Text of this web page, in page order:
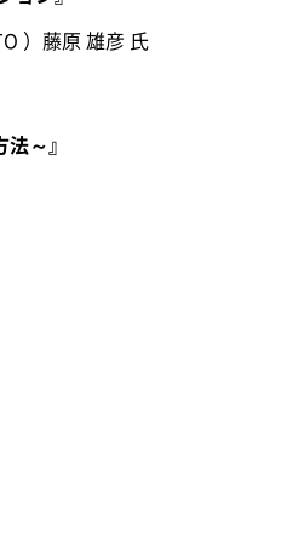
）藤原 雄彦 氏
～』